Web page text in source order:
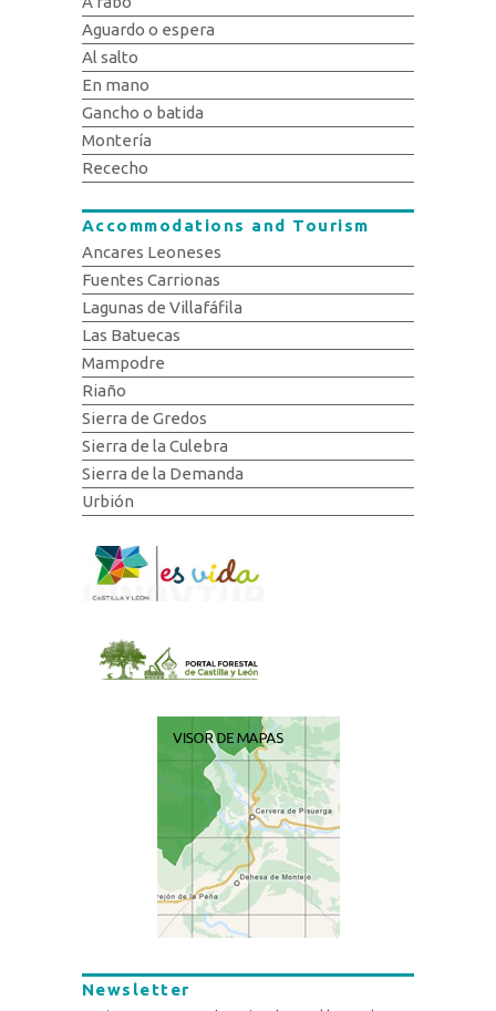
Aguardo o espera
Al salto
En mano
Gancho o batida
Montería
Rececho
Accommodations and Tourism
Ancares Leoneses
Fuentes Carrionas
Lagunas de Villafáfila
Las Batuecas
Mampodre
Riaño
Sierra de Gredos
Sierra de la Culebra
Sierra de la Demanda
Urbión
Newsletter